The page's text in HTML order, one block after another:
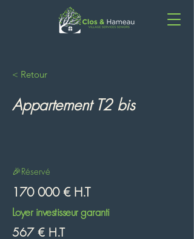
< Retour
Appartement T2 bis
🎉Réservé
170 000 € H.T
Loyer investisseur garanti
567 € H.T